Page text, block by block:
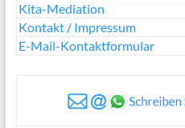
Kita-Mediation
Kontakt / Impressum
E-Mail-Kontaktformular